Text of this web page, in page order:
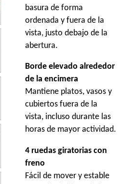
basura de forma
ordenada y fuera de la
vista, justo debajo de la
abertura.
Borde elevado alrededor
de la encimera
Mantiene platos, vasos y
cubiertos fuera de la
vista, incluso durante las
horas de mayor actividad.
4 ruedas giratorias con
freno
Fácil de mover y estable